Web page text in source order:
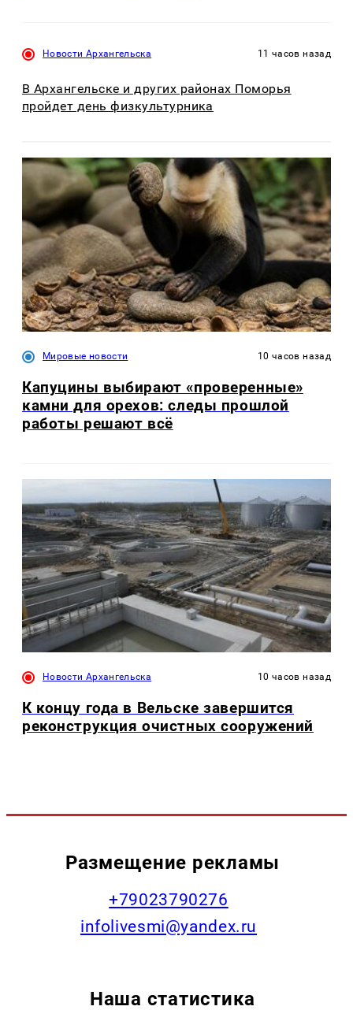
Новости Архангельска 11 часов назад
В Архангельске и других районах Поморья
пройдет день физкультурника
Мировые новости 10 часов назад
Капуцины выбирают «проверенные»
камни для орехов: следы прошлой
работы решают всё
Новости Архангельска 10 часов назад
К концу года в Вельске завершится
реконструкция очистных сооружений
Размещение рекламы
+79023790276
infolivesmi@yandex.ru
Наша статистика